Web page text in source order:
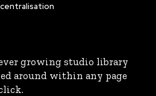
growing studio library
around within any page